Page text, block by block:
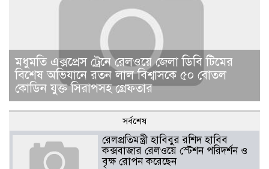
মধুমতি এক্সপ্রেস ট্রেনে রেলওয়ে জেলা ডিবি টিমের
বিশেষ অভিযানে রতন লাল বিশ্বাসকে ৫০ বোতল
কোডিন যুক্ত সিরাপসহ গ্রেফতার
সর্বশেষ
রেলপ্রতিমন্ত্রী হাবিবুর রশিদ হাবিব
কক্সবাজার রেলওয়ে স্টেশন পরিদর্শন ও
বৃক্ষ রোপন করেছেন